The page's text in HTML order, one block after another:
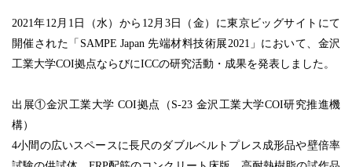
2021年12月1日（水）から12月3日（金）に東京ビッグサイトにて
開催された「SAMPE Japan 先端材料技術展2021」において、金沢
工業大学COI拠点ならびにICCの研究活動・成果を発表しました。
出展①金沢工業大学 COI拠点（S-23 金沢工業大学COI研究推進機
構）
4小間の広いスペースに長尺のダブルベルトプレス成形品や壁倍率